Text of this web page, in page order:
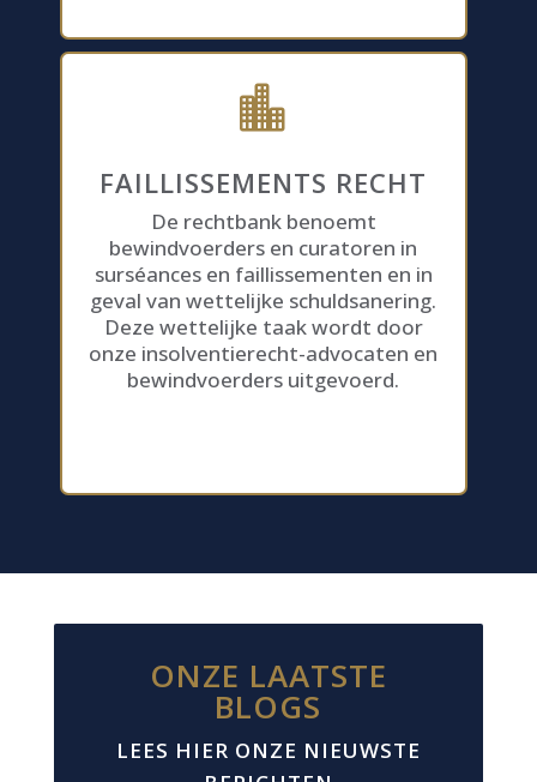

FAILLISSEMENTS RECHT
De rechtbank benoemt
bewindvoerders en curatoren in
surséances en faillissementen en in
geval van wettelijke schuldsanering.
Deze wettelijke taak wordt door
onze insolventierecht-advocaten en
bewindvoerders uitgevoerd.
ONZE LAATSTE
BLOGS
LEES HIER ONZE NIEUWSTE